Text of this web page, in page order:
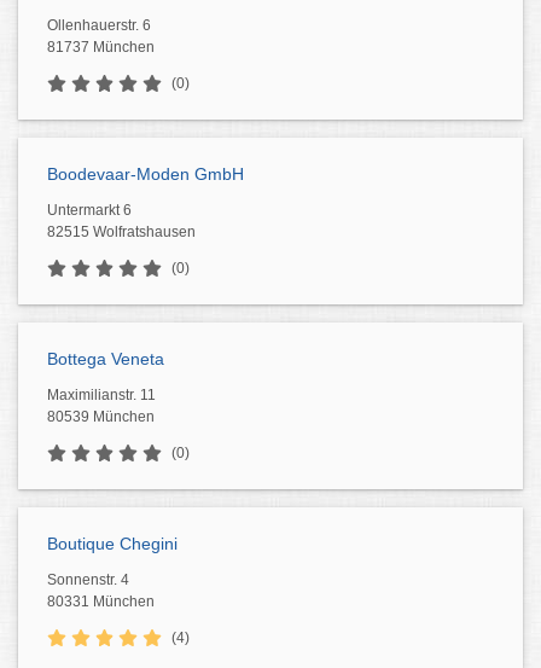
Ollenhauerstr. 6
81737 München
(0)
Boodevaar-Moden GmbH
Untermarkt 6
82515 Wolfratshausen
(0)
Bottega Veneta
Maximilianstr. 11
80539 München
(0)
Boutique Chegini
Sonnenstr. 4
80331 München
(4)